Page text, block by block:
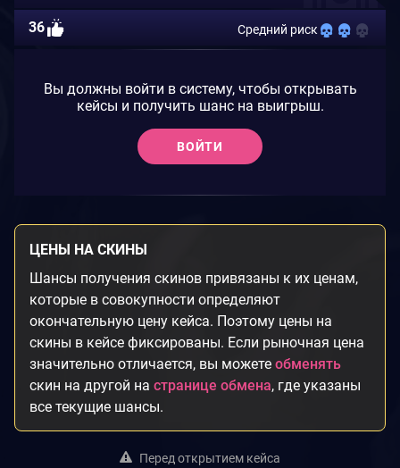
36 Средний риск
Вы должны войти в систему, чтобы открывать
кейсы и получить шанс на выигрыш.
ВОЙТИ
ЦЕНЫ НА СКИНЫ
Шансы получения скинов привязаны к их ценам,
которые в совокупности определяют
окончательную цену кейса. Поэтому цены на
скины в кейсе фиксированы. Если рыночная цена
значительно отличается, вы можете обменять
скин на другой на странице обмена, где указаны
все текущие шансы.
Перед открытием кейса